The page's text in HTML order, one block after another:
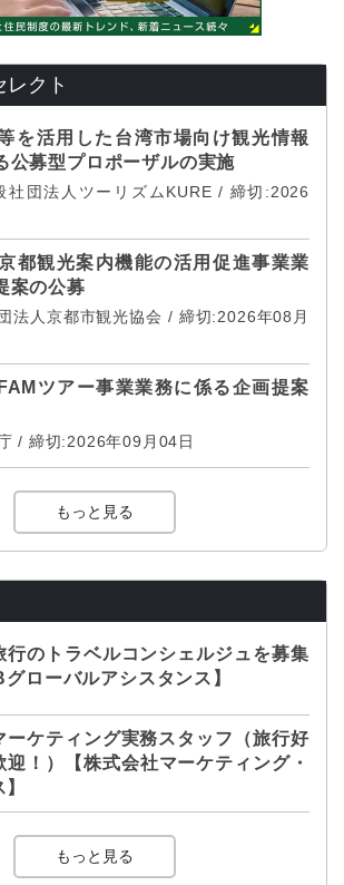
レクト
を活用した台湾市場向け観光情報
公募型プロポーザルの実施
社団法人ツーリズムKURE / 締切:2026
都観光案内機能の活用促進事業業
案の公募
法人京都市観光協会 / 締切:2026年08月
ツアー事業業務に係る企画提案
/ 締切:2026年09月04日
もっと見る
行のトラベルコンシェルジュを募集
グローバルアシスタンス】
ーケティング実務スタッフ（旅行好
迎！）【株式会社マーケティング・
もっと見る